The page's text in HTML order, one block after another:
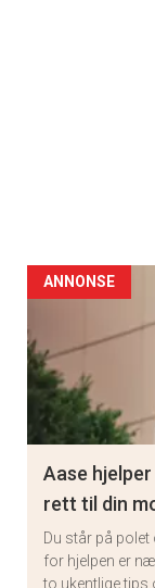
ANNONSE
Aase
rett til din
Du står på polet
for hjelpen er
to ukentlige tips